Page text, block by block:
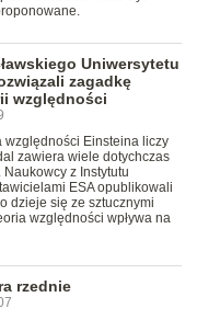
Uniwersytetu
zagadkę
względności
względności Einsteina liczy
zawiera wiele dotychczas
z Instytutu
ESA opublikowali
dzieje się ze sztucznymi
względności wpływa na
rzednie